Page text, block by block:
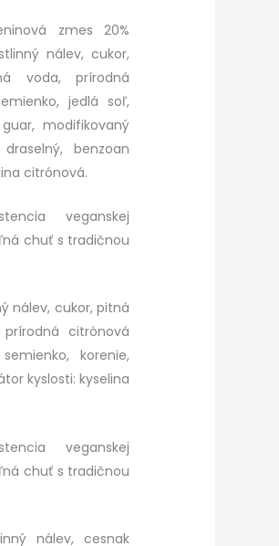
zmes 20%
nálev, cukor,
voda, prírodná
jedlá soľ,
modifikovaný
benzoan
citrónová.
veganskej
chuť s tradičnou
nálev, cukor, pitná
citrónová
semienko, korenie,
kyslosti: kyselina
veganskej
chuť s tradičnou
nálev, cesnak